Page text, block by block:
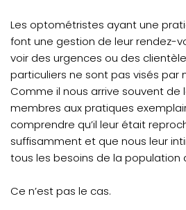
Les optométristes ayant une
font une gestion de leur rendez-
voir des urgences ou des
particuliers ne sont pas visés par
Comme il nous arrive souvent de
membres aux pratiques
comprendre qu’il leur était
suffisamment et que nous leur
tous les besoins de la population
Ce n’est pas le cas.